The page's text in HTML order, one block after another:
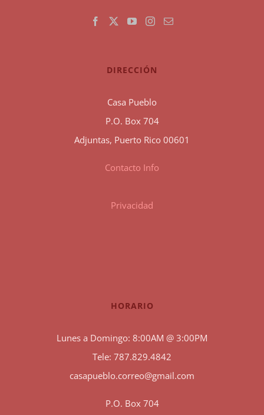
DIRECCIÓN
Casa Pueblo
P.O. Box 704
Adjuntas, Puerto Rico 00601
Contacto Info
Privacidad
HORARIO
Lunes a Domingo: 8:00AM @ 3:00PM
Tele: 787.829.4842
casapueblo.correo@gmail.com
P.O. Box 704